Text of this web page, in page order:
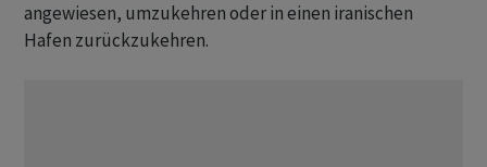
angewiesen, umzukehren oder in einen iranischen
Hafen zurückzukehren.